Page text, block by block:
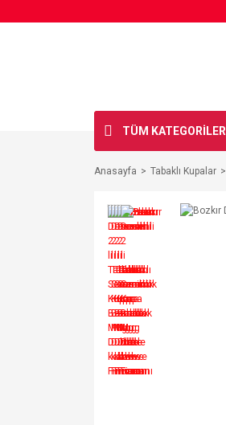
TÜM KATEGORİLER
Anasayfa Tabaklı Kupalar